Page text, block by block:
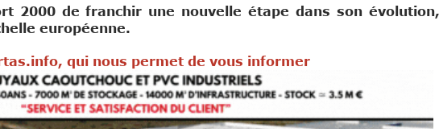
2000 de franchir une nouvelle étape dans son
européenne.
qui nous permet de vous informer